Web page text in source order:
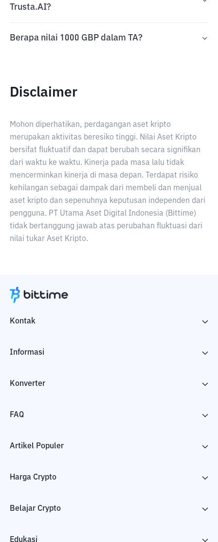
Trusta.AI?
Berapa nilai 1000 GBP dalam TA?
Disclaimer
Mohon diperhatikan, perdagangan aset kripto
merupakan aktivitas beresiko tinggi. Nilai Aset Kripto
bersifat fluktuatif dan dapat berubah secara signifikan
dari waktu ke waktu. Kinerja pada masa lalu tidak
mencerminkan kinerja di masa depan. Terdapat risiko
kehilangan sebagai dampak dari membeli dan menjual
aset kripto dan sepenuhnya keputusan independen dari
pengguna. PT Utama Aset Digital Indonesia (Bittime)
tidak bertanggung jawab atas perubahan fluktuasi dari
nilai tukar Aset Kripto.
Kontak
Informasi
Konverter
FAQ
Artikel Populer
Harga Crypto
Belajar Crypto
Edukasi